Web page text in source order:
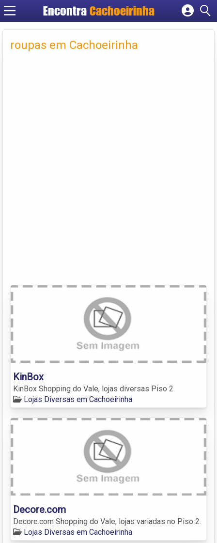
Encontra Cachoeirinha
Cadastrar empresa
Criar conta
roupas em Cachoeirinha
KinBox
KinBox Shopping do Vale, lojas diversas Piso 2.
Lojas Diversas em Cachoeirinha
Decore.com
Decore.com Shopping do Vale, lojas variadas no Piso 2.
Lojas Diversas em Cachoeirinha